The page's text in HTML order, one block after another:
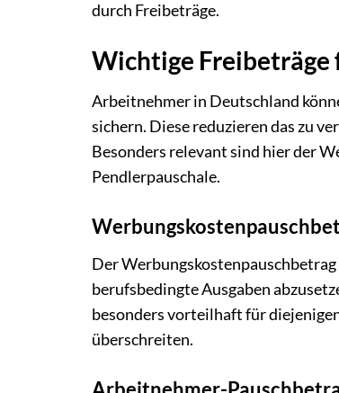
durch Freibeträge.
Wichtige
Arbeitnehmer in Deutschland
sichern. Diese reduzieren das zu
Besonders relevant sind hier der
Pendlerpauschale.
Der
berufsbedingte Ausgaben
besonders vorteilhaft für
überschreiten.